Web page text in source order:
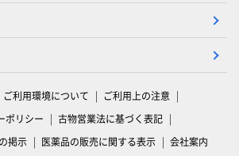
ご利用環境について
ご利用上の注意
ポリシー
古物営業法に基づく表記
掲示
医薬品の販売に関する表示 会社案内